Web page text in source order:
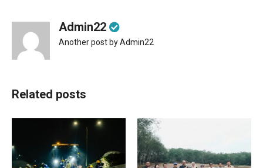
Admin22
Another post by Admin22
Related posts